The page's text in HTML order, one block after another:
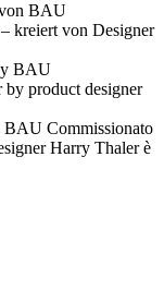
BAU
kreiert von Designer
BAU
product designer
Commissionato
Harry Thaler è